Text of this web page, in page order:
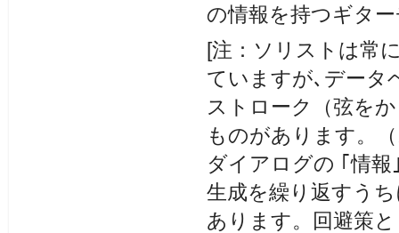
の情報を持つギタ
[注：ソリストは常
ていますが､データ
ストローク（弦を
ものがあります。
ダイアログの ｢情
生成を繰り返すう
あります。回避策